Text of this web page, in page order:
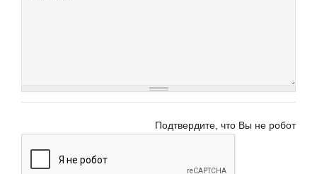
Подтвердите, что Вы не робот